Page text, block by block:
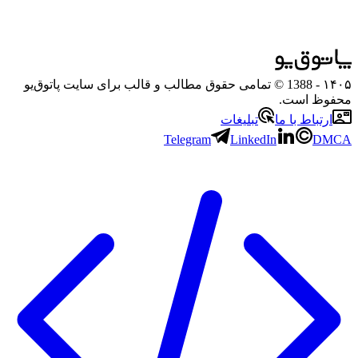
۱۴۰۵
- 1388 © تمامی حقوق مطالب و قالب برای سایت پاتوق‌یو
محفوظ است.
ارتباط با ما
تبلیغات
Telegram
LinkedIn DMCA